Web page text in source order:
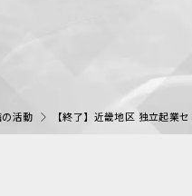
活動 【終了】近畿地区 独立起業セ